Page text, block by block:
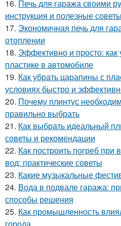
16. Печь для гаража своими
инструкция и полезные советы
17. Экономичная печь для
отоплении
18. Эффективно и просто: как
пластике в автомобиле
19. Как убрать царапины с
условиях быстро и
20. Почему плинтус
правильно выбрать
21. Как выбрать идеальный
советы и рекомендации
22. Как построить погреб
вод: практические советы
23. Какие музыкальные
24. Вода в подвале гаража:
способы решения
25. Как промышленность